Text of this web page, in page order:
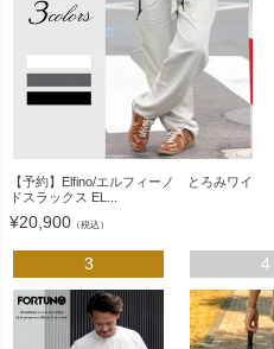
【予約】Elfino/エルフィーノ とろみワイ
ドスラックス EL...
¥20,900 （税込）
3 4